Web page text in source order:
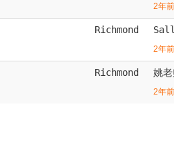
2年前
Richmond
2年前
Richmond 姚
2年前